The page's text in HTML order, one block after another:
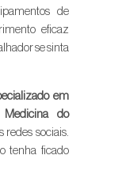
de
eficaz
se sinta
em
do
sociais.
tenha ficado